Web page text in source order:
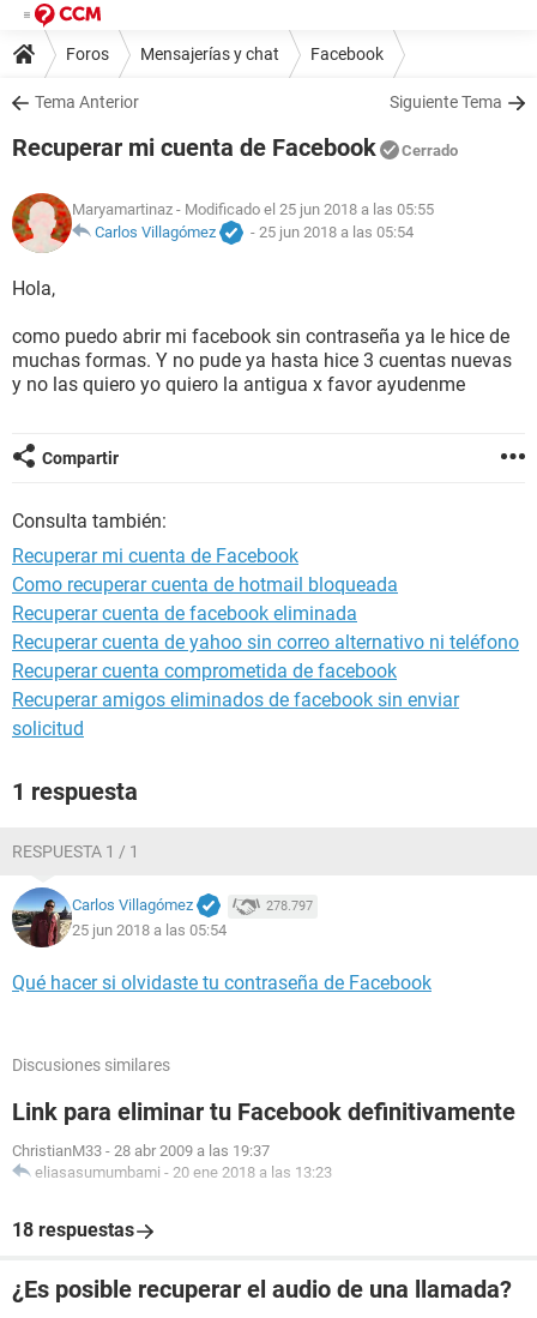
Foros Mensajerías y chat Facebook
Tema Anterior Siguiente Tema
Recuperar mi cuenta de Facebook Cerrado
Maryamartinaz - Modificado el 25 jun 2018 a las 05:55
Carlos Villagómez
- 25 jun 2018 a las 05:54
Hola,
como puedo abrir mi facebook sin contraseña ya le hice de
muchas formas. Y no pude ya hasta hice 3 cuentas nuevas
y no las quiero yo quiero la antigua x favor ayudenme
Compartir
Consulta también:
Recuperar mi cuenta de Facebook
Como recuperar cuenta de hotmail bloqueada
Recuperar cuenta de facebook eliminada
Recuperar cuenta de yahoo sin correo alternativo ni teléfono
Recuperar cuenta comprometida de facebook
Recuperar amigos eliminados de facebook sin enviar
solicitud
1 respuesta
RESPUESTA 1 / 1
Carlos Villagómez 278.797
25 jun 2018 a las 05:54
Qué hacer si olvidaste tu contraseña de Facebook
Discusiones similares
Link para eliminar tu Facebook definitivamente
ChristianM33 - 28 abr 2009 a las 19:37
eliasasumumbami - 20 ene 2018 a las 13:23
18 respuestas
¿Es posible recuperar el audio de una llamada?